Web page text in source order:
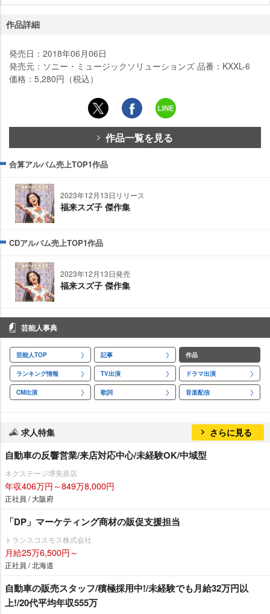
作品詳細
発売日：2018年06月06日
発売元：ソニー・ミュージックソリューションズ 品番：KXXL-6
価格：5,280円（税込）
作品一覧を見る
合算アルバム売上TOP1作品
2023年12月13日リリース
福来スズ子 傑作集
CDアルバム売上TOP1作品
2023年12月13日発売
福来スズ子 傑作集
芸能人事典
芸能人TOP 記事 作品
ランキング情報 TV出演 ドラマ出演
CM出演 歌詞 音楽配信
求人特集 さらに見る
自動車の反響営業/来店対応中心/未経験OK/中域型
ネクステージ堺美原店
年収406万円～849万8,000円
正社員 / 大阪府
「DP」マーケティング商材の販促支援担当
トランスコスモス株式会社
月給25万6,500円～
正社員 / 北海道
自動車の販売スタッフ/積極採用中!/未経験でも月給32万円以
上!/20代平均年収555万